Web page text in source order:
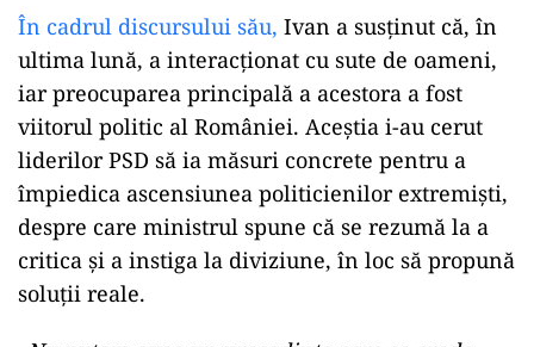
În cadrul discursului său, Ivan a susținut că, în
ultima lună, a interacționat cu sute de oameni,
iar preocuparea principală a acestora a fost
viitorul politic al României. Aceștia i-au cerut
liderilor PSD să ia măsuri concrete pentru a
împiedica ascensiunea politicienilor extremiști,
despre care ministrul spune că se rezumă la a
critica și a instiga la diviziune, în loc să propună
soluții reale.